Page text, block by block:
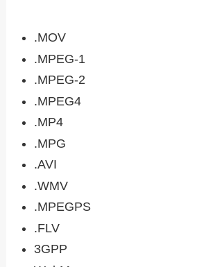
.MOV
.MPEG-1
.MPEG-2
.MPEG4
.MP4
.MPG
.AVI
.WMV
.MPEGPS
.FLV
3GPP